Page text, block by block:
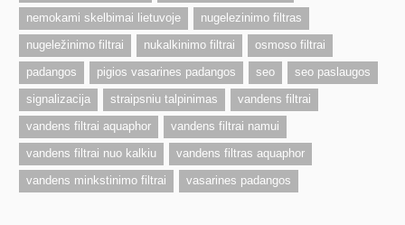
nemokami skelbimai lietuvoje
nugelezinimo filtras
nugeležinimo filtrai
nukalkinimo filtrai
osmoso filtrai
padangos
pigios vasarines padangos seo
seo paslaugos
signalizacija
straipsniu talpinimas
vandens filtrai
vandens filtrai aquaphor
vandens filtrai namui
vandens filtrai nuo kalkiu
vandens filtras aquaphor
vandens minkstinimo filtrai
vasarines padangos